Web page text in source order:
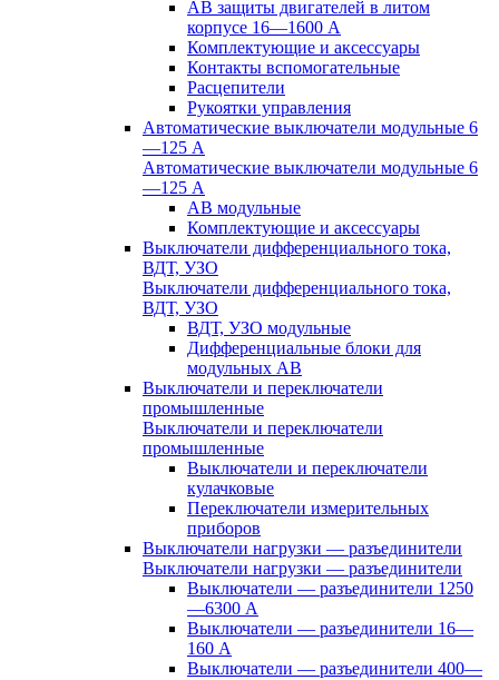
АВ защиты двигателей в литом
корпусе 16—1600 А
Комплектующие и аксессуары
Контакты вспомогательные
Расцепители
Рукоятки управления
Автоматические выключатели модульные 6
—125 А
Автоматические выключатели модульные 6
—125 А
АВ модульные
Комплектующие и аксессуары
Выключатели дифференциального тока,
ВДТ, УЗО
Выключатели дифференциального тока,
ВДТ, УЗО
ВДТ, УЗО модульные
Дифференциальные блоки для
модульных АВ
Выключатели и переключатели
промышленные
Выключатели и переключатели
промышленные
Выключатели и переключатели
кулачковые
Переключатели измерительных
приборов
Выключатели нагрузки — разъединители
Выключатели нагрузки — разъединители
Выключатели — разъединители 1250
—6300 А
Выключатели — разъединители 16—
160 А
Выключатели — разъединители 400—